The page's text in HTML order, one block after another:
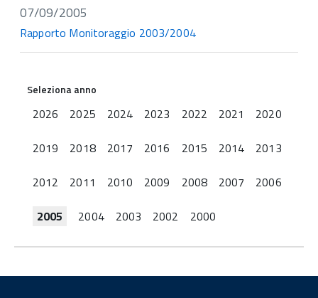
07/09/2005
Rapporto Monitoraggio 2003/2004
Seleziona anno
2026 2025 2024 2023 2022 2021
2020
2019
2018 2017 2016 2015 2014
2013
2012
2011 2010 2009 2008 2007
2006
2005
2004 2003 2002 2000